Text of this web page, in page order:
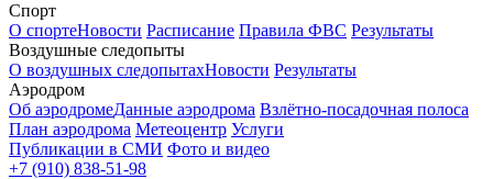
Спорт
О спортеНовости Расписание Правила ФВС Результаты
Воздушные следопыты
О воздушных следопытахНовости Результаты
Аэродром
Об аэродромеДанные аэродрома Взлётно-посадочная полоса
План аэродрома Метеоцентр Услуги
Публикации в СМИ Фото и видео
+7 (910) 838-51-98